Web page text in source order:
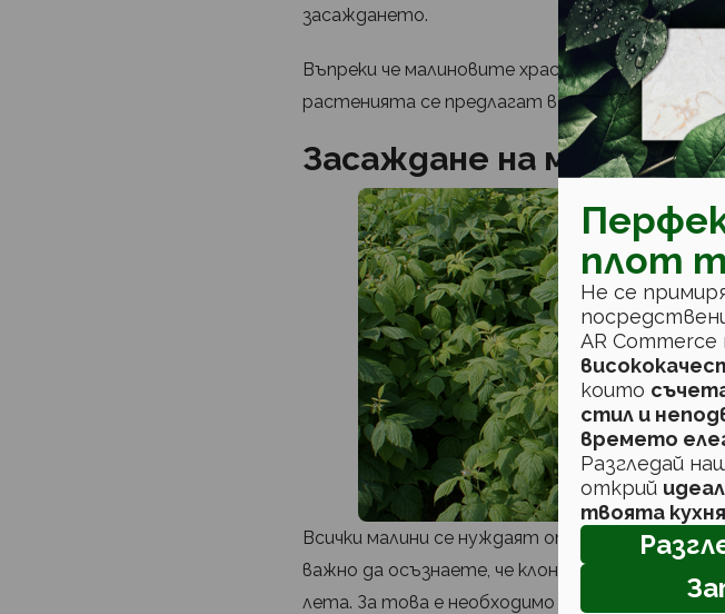
плот
Не се
AR
които
стил и
времето
Разгледай
открий
твоята
засаждането.
Въпреки че малиновите храсти са
растенията се предлагат в много
Засаждане на малини.
Всички малини се нуждаят от ежегодно
важно да осъзнаете, че клоните им (или
лета. За това е необходимо всяка година